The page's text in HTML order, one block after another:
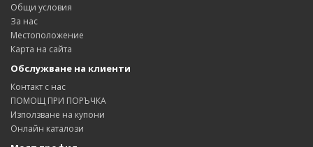
Общи условия
За нас
Местоположение
Карта на сайта
Обслужване на клиенти
Контакт с нас
ПОМОЩ ПРИ ПОРЪЧКА
Използване на купони
Онлайн каталози